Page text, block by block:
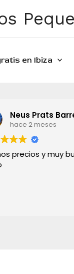
en Ibiza
Prats Barreto
2 meses
y muy buen